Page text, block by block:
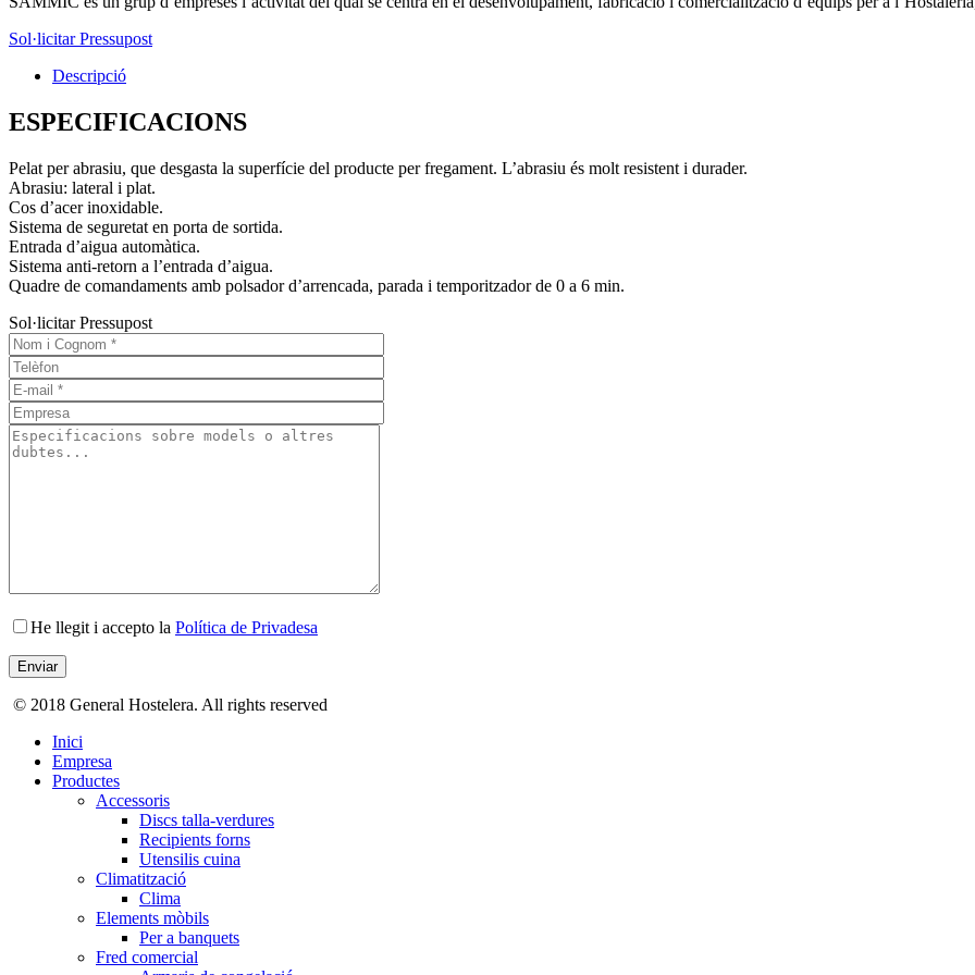
Sol·licitar Pressupost
Descripció
ESPECIFICACIONS
Pelat per abrasiu, que desgasta la superfície del producte per fregament. L’abrasiu és molt resistent i durader.
Abrasiu: lateral i plat.
Cos d’acer inoxidable.
Sistema de seguretat en porta de sortida.
Entrada d’aigua automàtica.
Sistema anti-retorn a l’entrada d’aigua.
Quadre de comandaments amb polsador d’arrencada, parada i temporitzador de 0 a 6 min.
Sol·licitar Pressupost
He llegit i accepto la Política de Privadesa
© 2018 General Hostelera. All rights reserved
Inici
Empresa
Productes
Accessoris
Discs talla-verdures
Recipients forns
Utensilis cuina
Climatització
Clima
Elements mòbils
Per a banquets
Fred comercial